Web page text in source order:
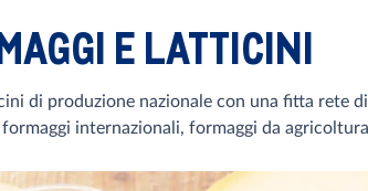
E LATTICINI
di produzione nazionale con una fitta rete
internazionali, formaggi da